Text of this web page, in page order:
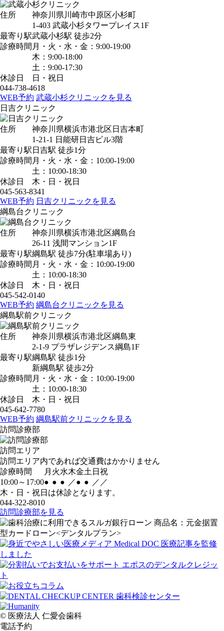
住所
神奈川県川崎市中原区小杉町
1-403 武蔵小杉タワープレイス1F
最寄り駅武蔵小杉駅 徒歩2分
診療時間 月・火・水・金：9:00-19:00
木：9:00-18:00
土：9:00-17:30
休診日
日・祝日
044-738-4618
WEB予約 武蔵小杉クリニックを見る
日吉クリニック
住所
神奈川県横浜市港北区日吉本町
1-21-1 日能研日吉ビル3階
最寄り駅 日吉駅 徒歩1分
診療時間 月・火・水・金：10:00-19:00
土：10:00-18:30
休診日
木・日・祝日
045-563-8341
WEB予約 日吉クリニックを見る
綱島台クリニック
住所
神奈川県横浜市港北区綱島台
26-11 浅間マンション1F
最寄り駅綱島駅 徒歩7分(駐車場あり)
診療時間 月・火・水・金：10:00-19:00
土：10:00-18:30
休診日
木・日・祝日
045-542-0140
WEB予約 綱島台クリニックを見る
綱島駅前クリニック
住所
神奈川県横浜市港北区綱島東
2-1-9 プラザレジデンス綱島1F
最寄り駅綱島駅 徒歩1分
新綱島駅 徒歩2分
診療時間 月・火・水・金：10:00-19:00
土：10:00-18:30
休診日
木・日・祝日
045-642-7780
WEB予約 綱島駅前クリニックを見る
訪問診療部
訪問エリア
訪問エリア内であれば交通費はかかりません
診療時間
月 火水木金土 日 祝
10:00～17:00● ● ● ／● ● ／ ／
木・日・祝日は休診となります。
044-322-8010
訪問診療部を見る
© 医療法人 仁愛会歯科
電話予約